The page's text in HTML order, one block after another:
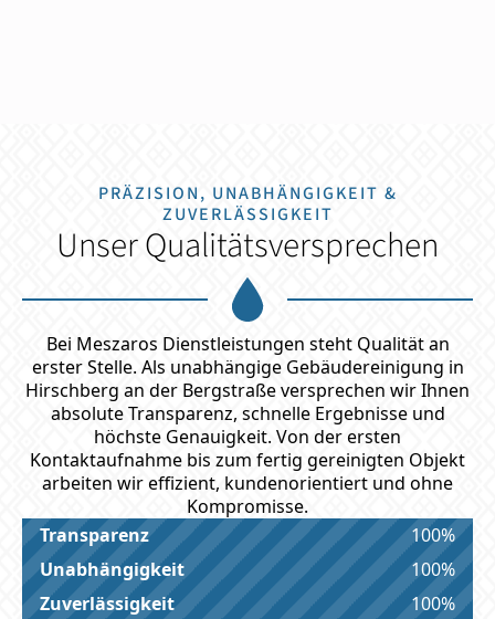
PRÄZISION, UNABHÄNGIGKEIT &
ZUVERLÄSSIGKEIT
Unser Qualitätsversprechen
Bei Meszaros Dienstleistungen steht Qualität an
erster Stelle. Als unabhängige Gebäudereinigung in
Hirschberg an der Bergstraße versprechen wir Ihnen
absolute Transparenz, schnelle Ergebnisse und
höchste Genauigkeit. Von der ersten
Kontaktaufnahme bis zum fertig gereinigten Objekt
arbeiten wir effizient, kundenorientiert und ohne
Kompromisse.
Transparenz
100%
Unabhängigkeit
100%
Zuverlässigkeit
100%